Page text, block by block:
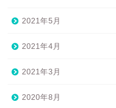
2021年5月
2021年4月
2021年3月
2020年8月